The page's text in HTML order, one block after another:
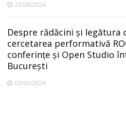
22/08/2024
Despre rădăcini și legătura
cercetarea performativă
conferințe și Open Studio
București
03/03/2024